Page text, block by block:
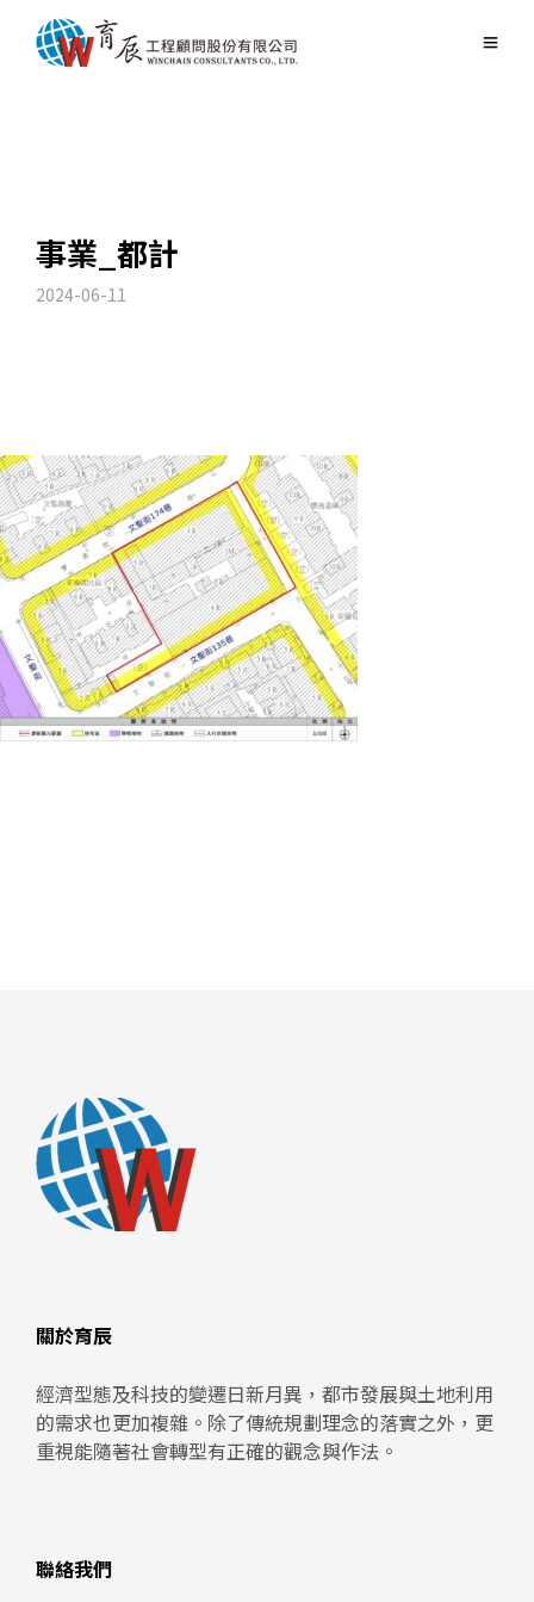
事業_都計
2024-06-11
關於育辰
經濟型態及科技的變遷日新月異，都市發展與土地利用
的需求也更加複雜。除了傳統規劃理念的落實之外，更
重視能隨著社會轉型有正確的觀念與作法。
聯絡我們